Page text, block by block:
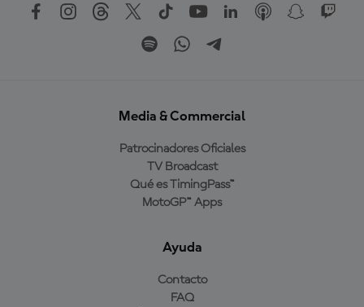
Media & Commercial
Patrocinadores Oficiales
TV Broadcast
Qué es TimingPass™
MotoGP™ Apps
Ayuda
Contacto
FAQ